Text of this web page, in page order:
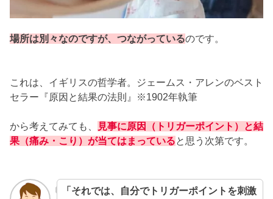
場所は別々なのですが、つながっているのです。
これは、イギリスの哲学者。ジェームス・アレンのベスト
セラー『原因と結果の法則』※1902年執筆
から考えてみても、
見事に原因（トリガーポイント）と結
果（痛み・こり）が当てはまっていると思う次第です。
「それでは、自分でトリガーポイントを刺激